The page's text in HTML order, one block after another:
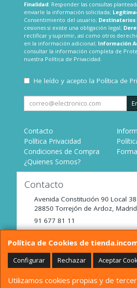
Política de Cookies de
Configurar Rechazar Aceptar
Utilizamos cookies propias y de
Finalidad: Responder las consultas
enviarle la información solicitada;
Consentimiento del usuario; Destinatarios
cesiones si existe una obligación legal;
rectificar y suprimir, así como otros
en la información adicional; Información
consultar la información completa de
nuestra Política de Privacidad.
He leído y acepto la Política de
Contacto
Política Privacidad
Condiciones de Compra
¿Quienes Somos?
Contacto
Avenida Constitución 90 Local 38
28850 Torrejón de Ardoz, Madrid
91 677 81 11
tienda@incomaz.com
Horario
De Lunes a Viernes de 9:00 a 14:00